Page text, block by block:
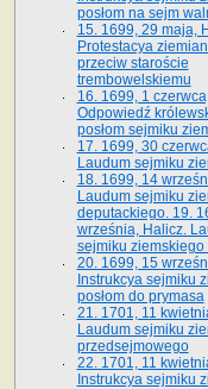
posłom na sejm
15. 1699, 29 maja,
Protestacya
przeciw staroście
trembowelskiemu
16. 1699, 1
Odpowiedź
posłom sejmiku
17. 1699, 30
Laudum sejmiku
18. 1699, 14
Laudum sejmiku
deputackiego. 19.
września, Halicz.
sejmiku
20. 1699, 15
Instrukcya sejmiku
posłom do prymasa
21. 1701, 11
Laudum sejmiku
przedsejmowego
22. 1701, 11
Instrukcya sejmiku